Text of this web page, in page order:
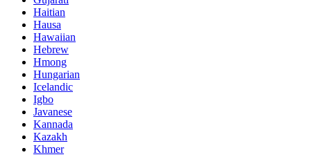
Haitian
Hausa
Hawaiian
Hebrew
Hmong
Hungarian
Icelandic
Igbo
Javanese
Kannada
Kazakh
Khmer